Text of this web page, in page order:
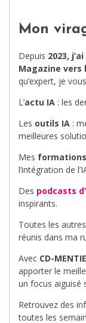
Mon
Depuis 2023,
Magazine vers
qu’expert, je
L’actu IA : les
Les outils IA :
meilleures
Mes
l’intégration de
Des podcasts
inspirants.
Toutes les
réunis dans ma
Avec CD-
apporter le
un focus aiguisé
Retrouvez des
toutes les